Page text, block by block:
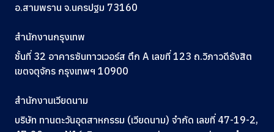
อ.สามพราน จ.นครปฐม 73160
สำนักงานกรุงเทพ
ชั้นที่ 32 อาคารซันทาวเวอร์ส ตึก A เลขที่ 123 ถ.วิภาวดีรังสิต
เขตจตุจักร กรุงเทพฯ 10900
สำนักงานเวียดนาม
บริษัท ทานตะวันอุตสาหกรรม (เวียดนาม) จำกัด เลขที่ 47-19-2,